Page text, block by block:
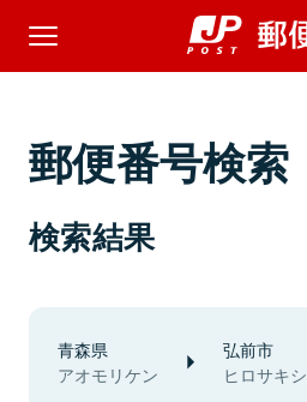
郵便番号検索
検索結果
青森県
アオモリケン
弘前市
ヒロサキシ